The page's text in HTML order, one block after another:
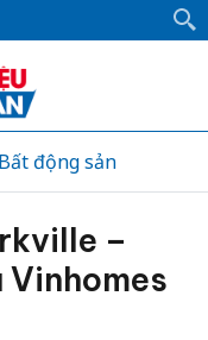
động sản
–
Vinhomes